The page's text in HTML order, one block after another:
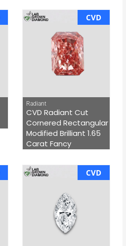
CVD
Radiant
CVD Radiant Cut
Cornered Rectangular
Modified Brilliant 1.65
Carat Fancy
CVD